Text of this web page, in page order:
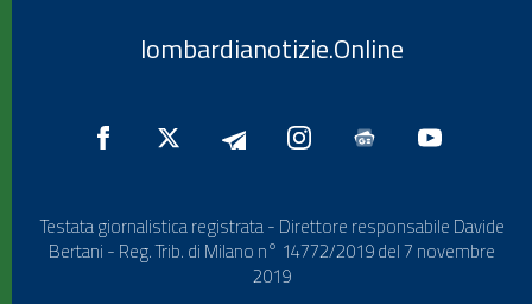
lombardianotizie.Online
Testata giornalistica registrata - Direttore responsabile Davide
Bertani - Reg. Trib. di Milano n° 14772/2019 del 7 novembre
2019